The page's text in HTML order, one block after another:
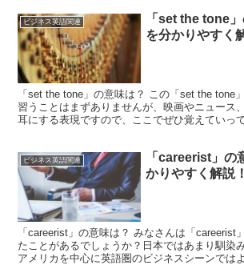
ビジネス英語関連
「set the tone
を分かりやすく
「set the tone」の意味は？ この「set the tone
習うことはまずありませんが、映画やニュース
耳にする表現ですので、ここでぜひ覚えていっ
ビジネス英語関連
「careerist」の
かりやすく解説
「careerist」の意味は？ みなさんは「careerist
たことがあるでしょうか？日本ではあまり馴染
アメリカを中心に英語圏のビジネスシーンでは